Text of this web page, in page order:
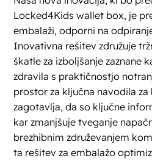
Locked4Kids wallet box, je
embalaži, odporni na
Inovativna rešitev združuje
škatle za izboljšanje zaznane
zdravila s praktičnostjo
prostor za ključna navodila
zagotavlja, da so ključne
kar zmanjšuje tveganje
brezhibnim združevanjem
ta rešitev za embalažo